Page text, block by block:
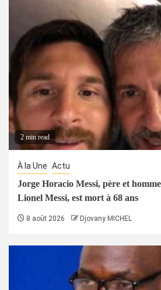
2 min read
À la Une Actu
Jorge Horacio Messi, père et
Lionel Messi, est mort à 68 ans
8 août 2026 Djovany MICHEL